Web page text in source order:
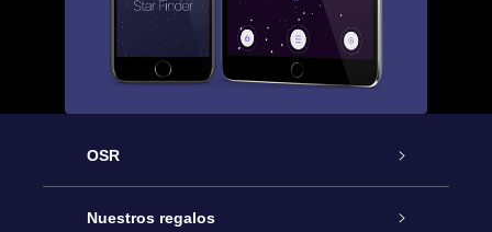
OSR
Atención
Nuestros regalos